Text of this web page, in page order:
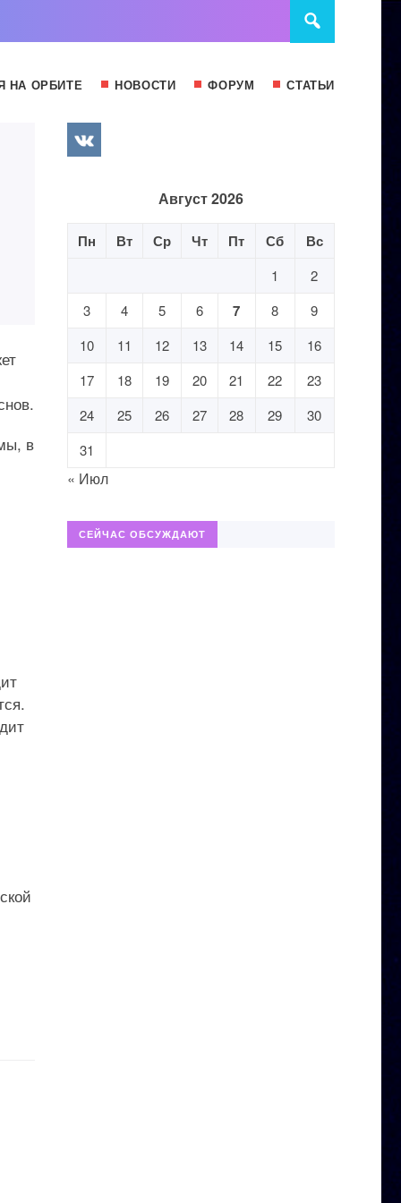
НА ОРБИТЕ НОВОСТИ ФОРУМ СТАТЬИ
в
Август 2026
Пн Вт Ср Чт Пт Сб Вс
1
2
3
4 5 6 7 8
9
10
11 12 13 14 15
16
17
18 19 20 21 22
23
24
25 26 27 28 29
30
31
« Июл
СЕЙЧАС ОБСУЖДАЮТ